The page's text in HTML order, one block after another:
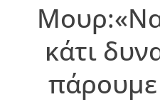
κάτι
πάρουμε